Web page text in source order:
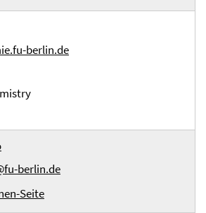
berlin.de
berlin.de
Seite